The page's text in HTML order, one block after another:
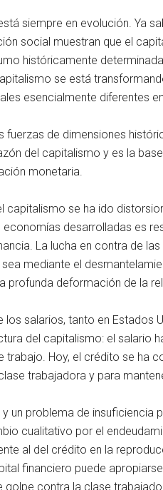
siempre en evolución. Ya
social muestran que el
históricamente
se está
esencialmente diferentes
de dimensiones
del capitalismo y es la
monetaria.
capitalismo se ha ido
desarrolladas es
La lucha en contra de
mediante el
deformación de la
salarios, tanto en Estados
del capitalismo: el salario
trabajo. Hoy, el crédito se ha
trabajadora y para
un problema de insuficiencia
cualitativo por el
al del crédito en la
financiero puede
golpe contra la clase